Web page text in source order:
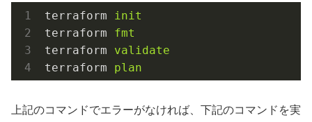
terraform
init
terraform
fmt
terraform
validate
terraform
plan
上記のコマンドでエラーがなければ、下記のコマンドを実